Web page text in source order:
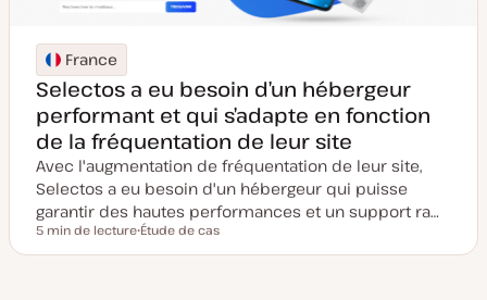
France
Selectos a eu besoin d’un hébergeur
performant et qui s’adapte en fonction
de la fréquentation de leur site
Avec l'augmentation de fréquentation de leur site,
Selectos a eu besoin d'un hébergeur qui puisse
garantir des hautes performances et un support ra…
Temps de lecture
5 min de lecture
y
Étude de cas